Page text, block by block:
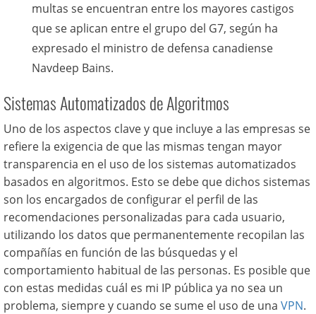
multas se encuentran entre los mayores castigos
que se aplican entre el grupo del G7, según ha
expresado el ministro de defensa canadiense
Navdeep Bains.
Sistemas Automatizados de Algoritmos
Uno de los aspectos clave y que incluye a las empresas se
refiere la exigencia de que las mismas tengan mayor
transparencia en el uso de los sistemas automatizados
basados en algoritmos. Esto se debe que dichos sistemas
son los encargados de configurar el perfil de las
recomendaciones personalizadas para cada usuario,
utilizando los datos que permanentemente recopilan las
compañías en función de las búsquedas y el
comportamiento habitual de las personas. Es posible que
con estas medidas cuál es mi IP pública ya no sea un
problema, siempre y cuando se sume el uso de una VPN.